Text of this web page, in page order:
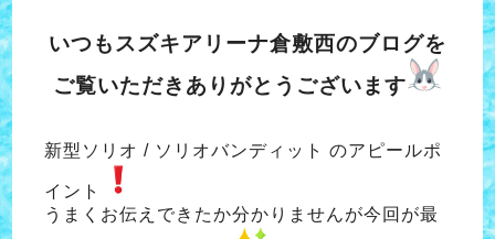
いつもスズキアリーナ倉敷西のブログを
ご覧いただきありがとうございます
新型ソリオ / ソリオバンディット のアピールポ
イント
うまくお伝えできたか分かりませんが今回が最